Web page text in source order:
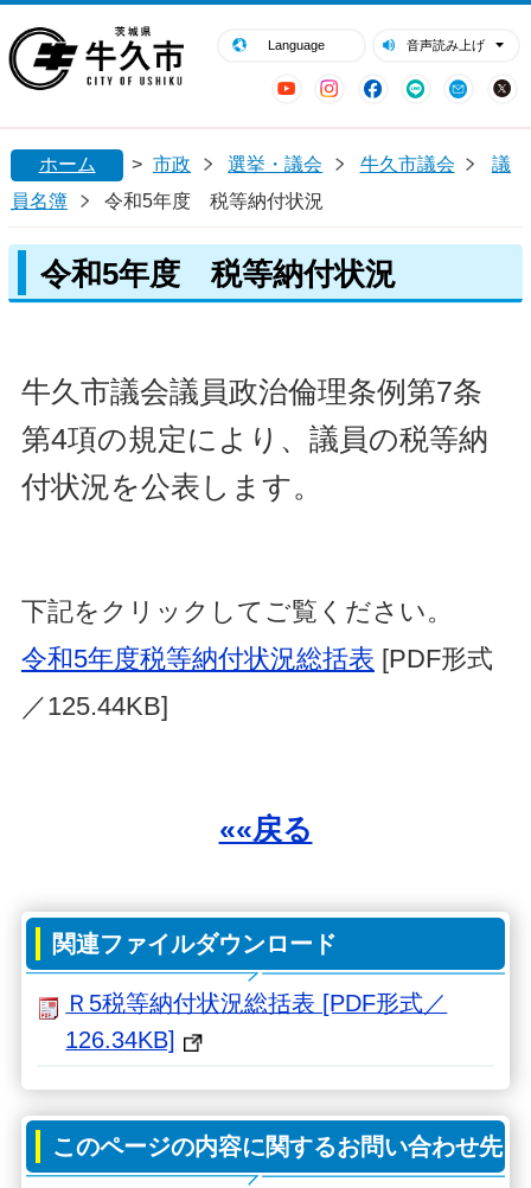
Language 音声読み上げ
YouTubeInstagram
Facebook
LINE Mail
閉じる
ホーム > 市政 選挙・議会 牛久市議会
議
員名簿
令和5年度 税等納付状況
令和5年度 税等納付状況
牛久市議会議員政治倫理条例第7条
第4項の規定により、議員の税等納
付状況を公表します。
下記をクリックしてご覧ください。
令和5年度税等納付状況総括表 [PDF形式
／125.44KB]
««戻る
関連ファイルダウンロード
Ｒ5税等納付状況総括表 [PDF形式／
126.34KB]
このページの内容に関するお問い合わせ先